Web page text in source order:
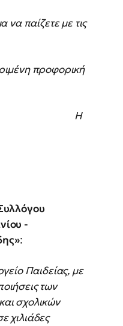
να παίζετε με τις
προφορική
Η
-
:
Παιδείας, με
των
σχολικών
χιλιάδες